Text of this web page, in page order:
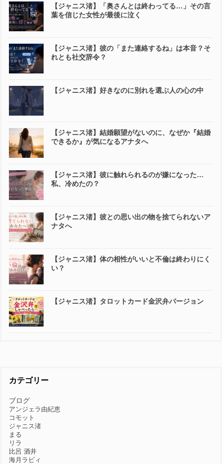
【ジャニス渚】「奥さんとは終わってる…」その言
葉を信じた女性が最後に泣く
【ジャニス渚】彼の「また連絡するね」は本音？そ
れとも社交辞令？
【ジャニス渚】好きなのに別れを選ぶ人の心の中
【ジャニス渚】結婚願望がないのに、なぜか『結婚
できるか』が気になるアナタへ
【ジャニス渚】彼に触れられるのが嫌になった…
私、冷めたの？
【ジャニス渚】彼との思い出の物を捨てられないア
ナタへ
【ジャニス渚】体の相性がいいと不倫は終わりにく
い？
【ジャニス渚】タロットカード金沢弁バージョン
カテゴリー
ブログ
アンジェラ由紀恵
コモット
ジャニス渚
まる
リラ
比呂 酒井
海月ラビィ